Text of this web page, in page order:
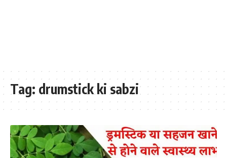
Tag: drumstick ki sabzi